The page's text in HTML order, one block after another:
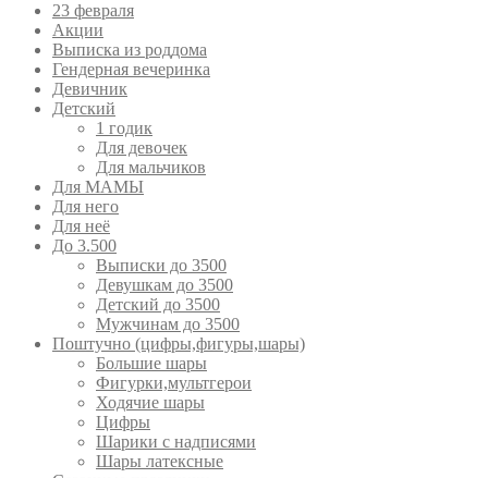
23 февраля
Акции
Выписка из роддома
Гендерная вечеринка
Девичник
Детский
1 годик
Для девочек
Для мальчиков
Для МАМЫ
Для него
Для неё
До 3.500
Выписки до 3500
Девушкам до 3500
Детский до 3500
Мужчинам до 3500
Поштучно (цифры,фигуры,шары)
Большие шары
Фигурки,мультгерои
Ходячие шары
Цифры
Шарики с надписями
Шары латексные